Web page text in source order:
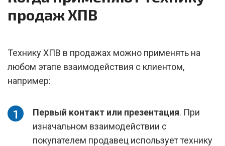
продаж ХПВ
Технику ХПВ в продажах можно применять на
любом этапе взаимодействия с клиентом,
например:
Первый контакт или презентация. При
изначальном взаимодействии с
покупателем продавец использует технику